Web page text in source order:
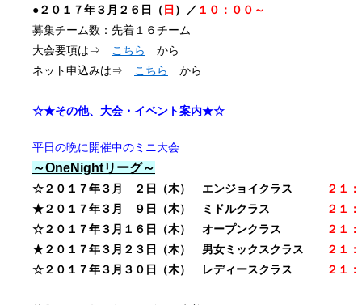
●２０１７年３月２６日（ 日 ）／ １０：００～
募集チーム数：先着１６チーム
大会要項は⇒
こちら
から
ネット申込みは⇒
こちら から
☆★その他、大会・イベント案内★☆
平日の晩に開催中のミニ大会
～OneNightリーグ～
☆２０１７年３ 月 ２日（木） エンジョイクラス
２１
★２０１７年３月 ９日（木） ミドルクラス
２１
☆２０１７年３ 月１６日（木） オープンクラス
２１
★２０１７年３月２３日（木） 男女ミックスクラス
２１
☆２０１７年３ 月３０日（木） レディースクラス ２１